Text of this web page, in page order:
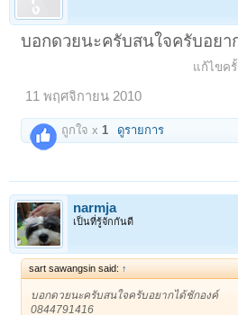
บอกดวยนะครับสนใจครับอยา
แก้ไขค
11 พฤศจิกายน 2010
ถูกใจ x1 ดูรายการ
narmja
เป็นที่รู้จักกันดี
sart sawangsin said: ↑
บอกดวยนะครับสนใจครับอยากได้ชักองค์
0844791416